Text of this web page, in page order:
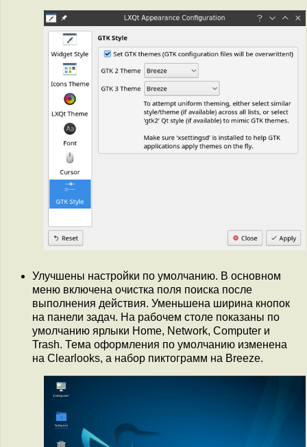
Улучшены настройки по умолчанию. В основном
меню включена очистка поля поиска после
выполнения действия. Уменьшена ширина кнопок
на панели задач. На рабочем столе показаны по
умолчанию ярлыки Home, Network, Computer и
Trash. Тема оформления по умолчанию изменена
на Clearlooks, а набор пиктограмм на Breeze.